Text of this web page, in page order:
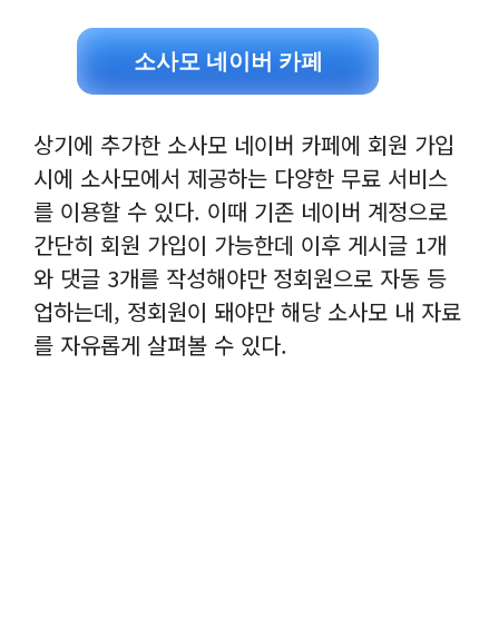
소사모 네이버 카페
상기에 추가한 소사모 네이버 카페에 회원 가입
시에 소사모에서 제공하는 다양한 무료 서비스
를 이용할 수 있다. 이때 기존 네이버 계정으로
간단히 회원 가입이 가능한데 이후 게시글 1개
와 댓글 3개를 작성해야만 정회원으로 자동 등
업하는데, 정회원이 돼야만 해당 소사모 내 자료
를 자유롭게 살펴볼 수 있다.